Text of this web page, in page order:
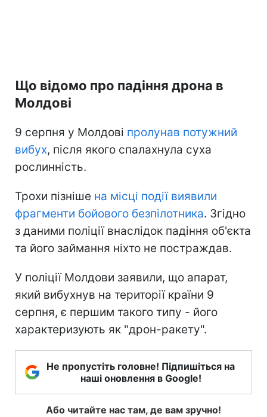
Що відомо про падіння дрона в
Молдові
9 серпня у Молдові пролунав потужний
вибух, після якого спалахнула суха
рослинність.
Трохи пізніше на місці події виявили
фрагменти бойового безпілотника. Згідно
з даними поліції внаслідок падіння об'єкта
та його займання ніхто не постраждав.
У поліції Молдови заявили, що апарат,
який вибухнув на території країни 9
серпня, є першим такого типу - його
характеризують як "дрон-ракету".
Не пропустіть головне! Підпишіться на
наші оновлення в Google!
Або читайте нас там, де вам зручно!